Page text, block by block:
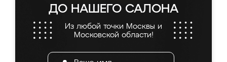
ДО НАШЕГО САЛОНА
Из любой точки Москвы и
Московской области!